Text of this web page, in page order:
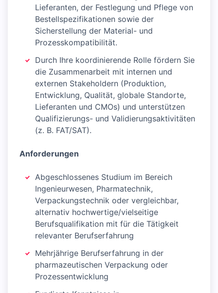
Lieferanten, der Festlegung und Pflege von
Bestellspezifikationen sowie der
Sicherstellung der Material- und
Prozesskompatibilität.
Durch Ihre koordinierende Rolle fördern Sie
die Zusammenarbeit mit internen und
externen Stakeholdern (Produktion,
Entwicklung, Qualität, globale Standorte,
Lieferanten und CMOs) und unterstützen
Qualifizierungs- und Validierungsaktivitäten
(z. B. FAT/SAT).
Anforderungen
Abgeschlossenes Studium im Bereich
Ingenieurwesen, Pharmatechnik,
Verpackungstechnik oder vergleichbar,
alternativ hochwertige/vielseitige
Berufsqualifikation mit für die Tätigkeit
relevanter Berufserfahrung
Mehrjährige Berufserfahrung in der
pharmazeutischen Verpackung oder
Prozessentwicklung